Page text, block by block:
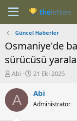
Güncel Haberler
Osmaniye'de
sürücüsü
K
n
b
u
Abi
B
ş
a
21 Eki 2025
A Abi
Administrator